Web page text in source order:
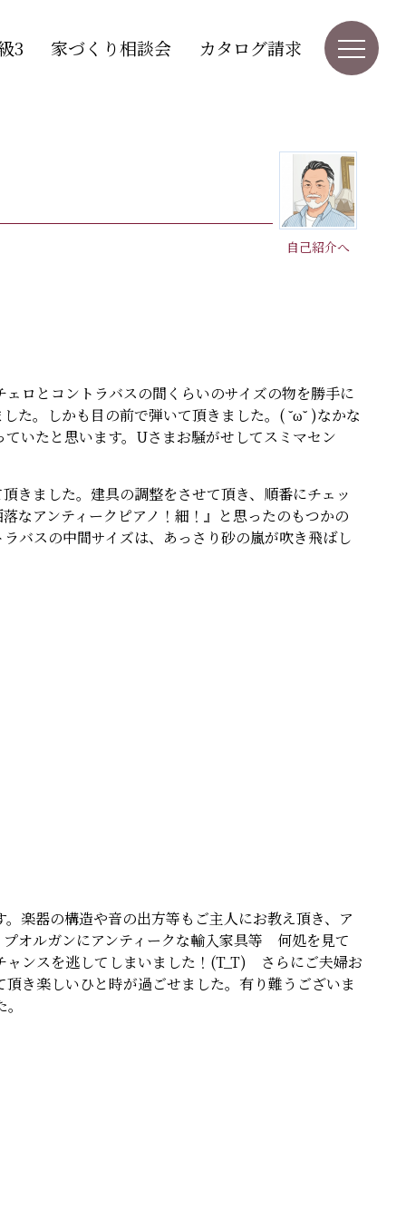
3 家づくり相談会 カタログ請求
自己紹介へ
ロとコントラバスの間くらいのサイズの物を勝手に
。しかも目の前で弾いて頂きました。( ˘ω˘ )なかな
いたと思います。Uさまお騒がせしてスミマセン
きました。建具の調整をさせて頂き、順番にチェッ
なアンティークピアノ！細！』と思ったのもつかの
バスの中間サイズは、あっさり砂の嵐が吹き飛ばし
楽器の構造や音の出方等もご主人にお教え頂き、ア
オルガンにアンティークな輸入家具等 何処を見て
ャンスを逃してしまいました！(T_T) さらにご夫婦お
き楽しいひと時が過ごせました。有り難うございま